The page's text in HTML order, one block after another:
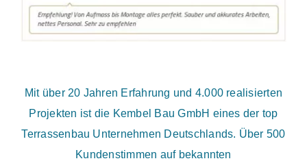
Mit über 20 Jahren Erfahrung und 4.000 realisierten
Projekten ist die Kembel Bau GmbH eines der top
Terrassenbau Unternehmen Deutschlands. Über 500
Kundenstimmen auf bekannten